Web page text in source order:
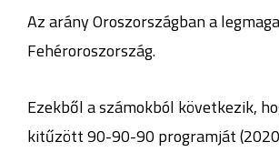
Az arány Oroszországban a
Fehéroroszország.
Ezekből a számokból következik,
kitűzött 90-90-90 programját